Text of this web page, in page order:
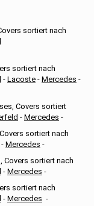
sortiert nach
sortiert nach
- Lacoste - Mercedes -
Covers sortiert
- Mercedes -
sortiert nach
- Mercedes -
Covers sortiert nach
- Mercedes -
sortiert nach
- Mercedes -